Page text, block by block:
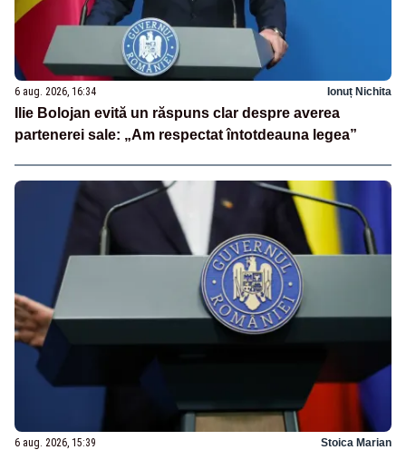
6 aug. 2026, 16:34 Ionuț Nichita
Ilie Bolojan evită un răspuns clar despre averea
partenerei sale: „Am respectat întotdeauna legea”
6 aug. 2026, 15:39 Stoica Marian